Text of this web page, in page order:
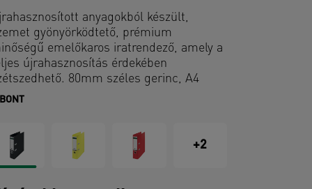
anyagokból készült,
gyönyörködtető, prémium
emelőkaros iratrendező, amely a
újrahasznosítás érdekében
80mm széles gerinc, A4
dokumentumokhoz. 100%-ban
irattartó. Ez a tartós
készült iratrendező tökéletesen
a Leitz Recycle termékcsalád
+2